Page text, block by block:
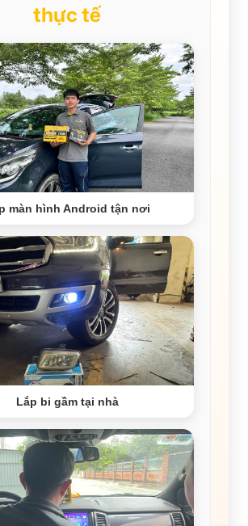
thực tế
màn hình Android tận nơi
Lắp bi gầm tại nhà